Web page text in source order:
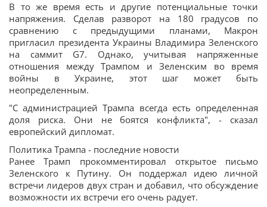
В то же время есть и другие потенциальные точки
напряжения. Сделав разворот на 180 градусов по
сравнению с предыдущими планами, Макрон
пригласил президента Украины Владимира Зеленского
на саммит G7. Однако, учитывая напряженные
отношения между Трампом и Зеленским во время
войны в Украине, этот шаг может быть
неопределенным.
"С администрацией Трампа всегда есть определенная
доля риска. Они не боятся конфликта", - сказал
европейский дипломат.
Политика Трампа - последние новости
Ранее Трамп прокомментировал открытое письмо
Зеленского к Путину. Он поддержал идею личной
встречи лидеров двух стран и добавил, что обсуждение
возможности их встречи его очень радует.